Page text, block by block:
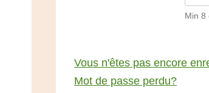
Min 8
Vous n'êtes pas encore
Mot de passe perdu?